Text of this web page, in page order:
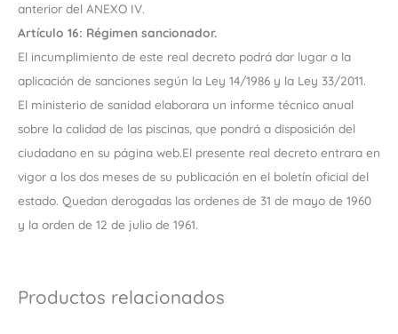
anterior del ANEXO IV.
Artículo 16: Régimen sancionador.
El incumplimiento de este real decreto podrá dar lugar a la
aplicación de sanciones según la Ley 14/1986 y la Ley 33/2011.
El ministerio de sanidad elaborara un informe técnico anual
sobre la calidad de las piscinas, que pondrá a disposición del
ciudadano en su página web.El presente real decreto entrara en
vigor a los dos meses de su publicación en el boletín oficial del
estado. Quedan derogadas las ordenes de 31 de mayo de 1960
y la orden de 12 de julio de 1961.
Productos relacionados